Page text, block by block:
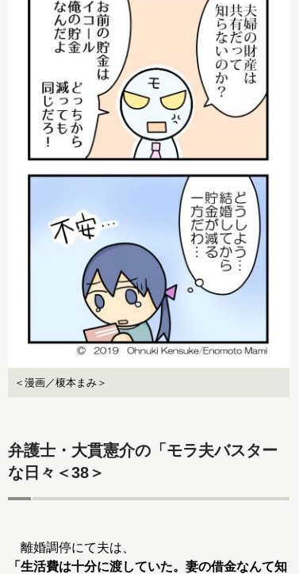
＜漫画／榎本まみ＞
弁護士・大貫憲介の「モラ夫バスター
な日々＜38＞
「生活費は十分に渡していた。妻の借金なんて知